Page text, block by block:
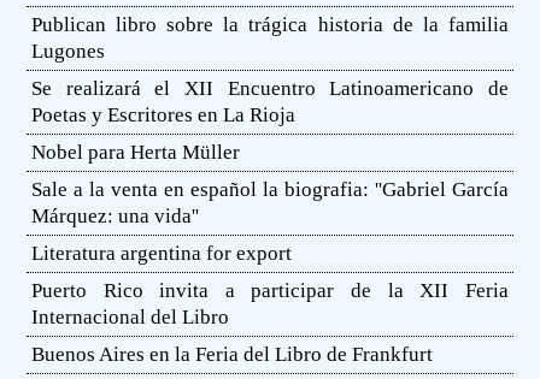
Publican libro sobre la trágica historia de la familia
Lugones
Se realizará el XII Encuentro Latinoamericano de
Poetas y Escritores en La Rioja
Nobel para Herta Müller
Sale a la venta en español la biografia: ''Gabriel García
Márquez: una vida''
Literatura argentina for export
Puerto Rico invita a participar de la XII Feria
Internacional del Libro
Buenos Aires en la Feria del Libro de Frankfurt